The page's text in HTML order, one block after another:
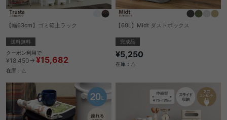
【幅63cm】ゴミ箱上ラック
送料無料
クーポン利用で
¥18,450→ ¥15,682
在庫：△
【60L】Midt ダストボックス
完成品
¥5,250
在庫：△